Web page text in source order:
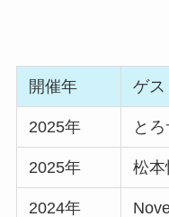
開催年 ゲス
2025年 と
2025年 松
2024年